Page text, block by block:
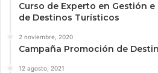
Curso de Experto en Gestión
de Destinos Turísticos
2 noviembre, 2020
Campaña Promoción de
12 agosto, 2021